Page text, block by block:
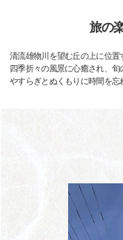
旅の
清流雄物川を望む丘の上に位置
四季折々の風景に心癒され、
やすらぎとぬくもりに時間を忘